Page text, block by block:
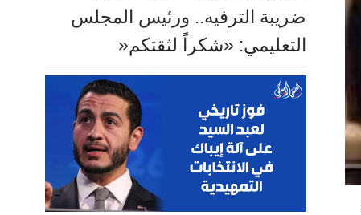
ضريبة الترفيه.. ورئيس المجلس
التعليمي: «شكراً لثقتكم«